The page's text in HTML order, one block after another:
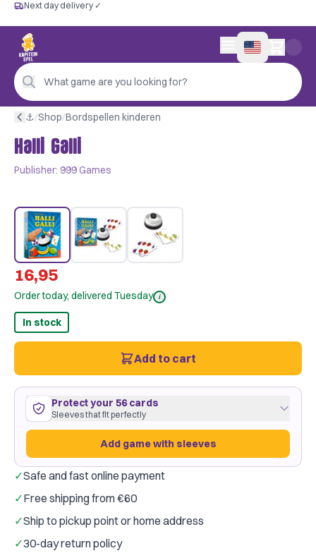
Free from €60
Next day delivery ✓
Personal advice
4,9/5 —
Next day delivery ✓
What game are you looking for?
0 items in cart
⚓︎/Shop/Bordspellen kinderen
Halli Galli
Publisher: 999 Games
16,95
Order today, delivered Tuesday i
In stock
Add to cart
Protect your 56 cards
Sleeves that fit perfectly
Add game with sleeves
roomy fit·GameGenic Green
Brand: Gamegenic Dragon Shield
✓Safe and fast online payment
✓Free shipping from €60
✓Ship to pickup point or home address
✓30-day return policy